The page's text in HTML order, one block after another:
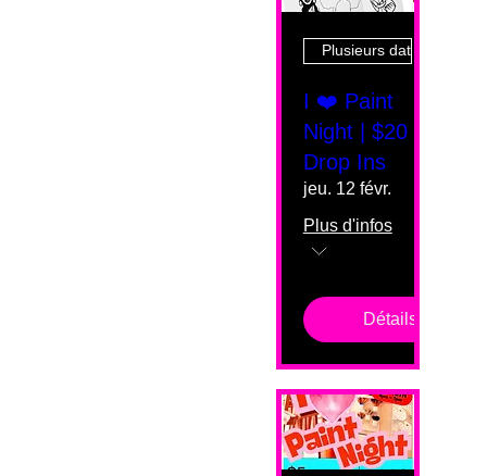
Plusieurs dates
I ❤️ Paint
Night | $20
Drop Ins
jeu. 12 févr.
Plus d'infos
Détails